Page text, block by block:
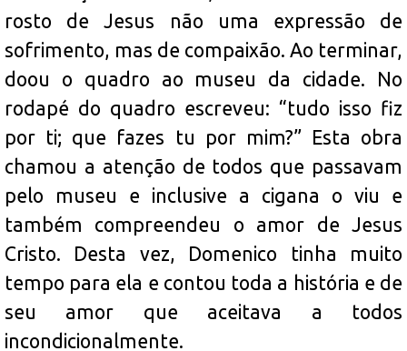
rosto de Jesus não uma expressão de
sofrimento, mas de compaixão. Ao terminar,
doou o quadro ao museu da cidade. No
rodapé do quadro escreveu: “tudo isso fiz
por ti; que fazes tu por mim?” Esta obra
chamou a atenção de todos que passavam
pelo museu e inclusive a cigana o viu e
também compreendeu o amor de Jesus
Cristo. Desta vez, Domenico tinha muito
tempo para ela e contou toda a história e de
seu amor que aceitava a todos
incondicionalmente.